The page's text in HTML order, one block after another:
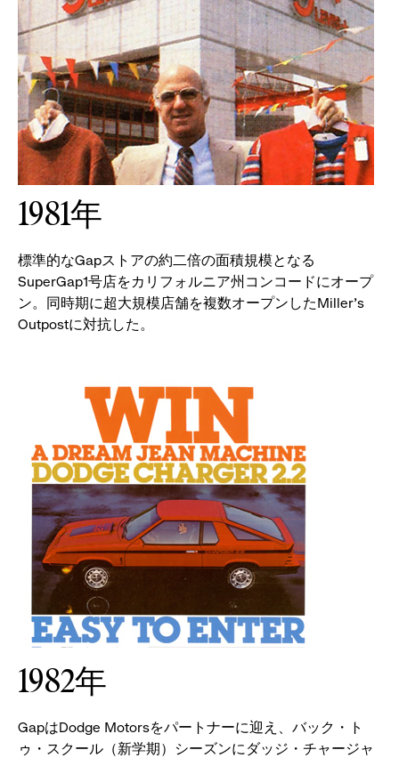
1981年
標準的なGapストアの約二倍の面積規模となる
SuperGap1号店をカリフォルニア州コンコードにオープ
ン。同時期に超大規模店舗を複数オープンしたMiller's
Outpostに対抗した。
1982年
GapはDodge Motorsをパートナーに迎え、バック・ト
ゥ・スクール（新学期）シーズンにダッジ・チャージャ